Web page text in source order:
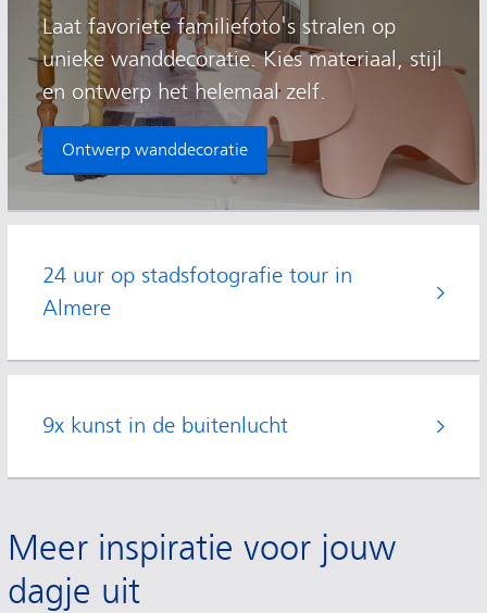
Laat favoriete familiefoto's stralen op
unieke wanddecoratie. Kies materiaal, stijl
en ontwerp het helemaal zelf.
Ontwerp wanddecoratie
24 uur op stadsfotografie tour in
Almere
9x kunst in de buitenlucht
Meer inspiratie voor jouw
dagje uit